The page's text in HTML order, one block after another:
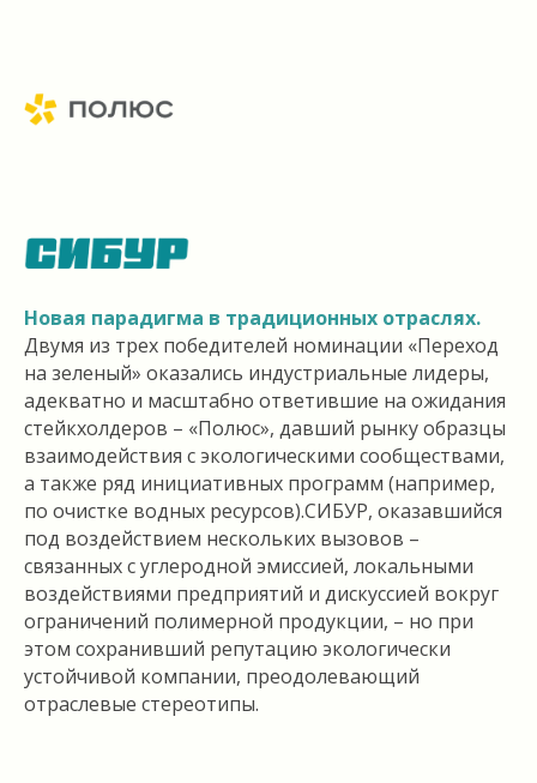
Новая парадигма в традиционных отраслях.
Двумя из трех победителей номинации «Переход
на зеленый» оказались индустриальные лидеры,
адекватно и масштабно ответившие на ожидания
стейкхолдеров – «Полюс», давший рынку образцы
взаимодействия с экологическими сообществами,
а также ряд инициативных программ (например,
по очистке водных ресурсов).СИБУР, оказавшийся
под воздействием нескольких вызовов –
связанных с углеродной эмиссией, локальными
воздействиями предприятий и дискуссией вокруг
ограничений полимерной продукции, – но при
этом сохранивший репутацию экологически
устойчивой компании, преодолевающий
отраслевые стереотипы.